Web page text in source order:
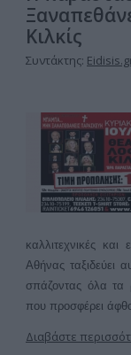
Κιλκίς
Συντάκτης:
καλλιτεχνικές και
Αθήνας ταξιδεύει
σπάζοντας όλα τα
που προσφέρει
Διαβάστε